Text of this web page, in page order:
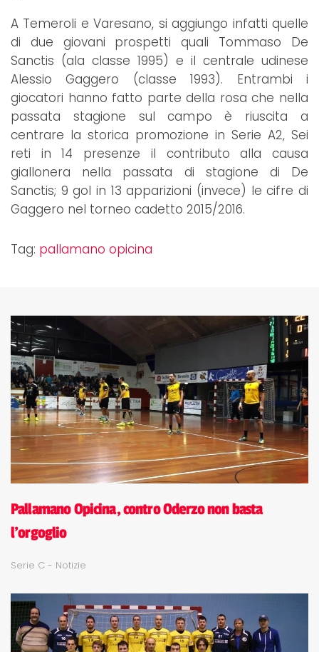
A Temeroli e Varesano, si aggiungo infatti quelle
di due giovani prospetti quali Tommaso De
Sanctis (ala classe 1995) e il centrale udinese
Alessio Gaggero (classe 1993). Entrambi i
giocatori hanno fatto parte della rosa che nella
passata stagione sul campo è riuscita a
centrare la storica promozione in Serie A2, Sei
reti in 14 presenze il contributo alla causa
giallonera nella passata di stagione di De
Sanctis; 9 gol in 13 apparizioni (invece) le cifre di
Gaggero nel torneo cadetto 2015/2016.
Tag: pallamano opicina
Pallamano Opicina, contro Oderzo non basta
l'orgoglio
Serie C - Notizie